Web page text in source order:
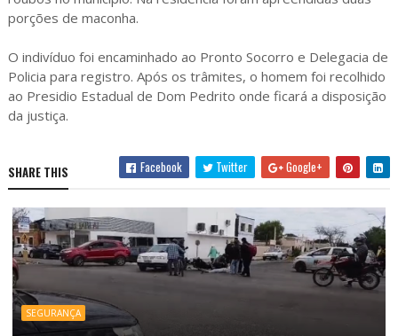
porções de maconha.
O indivíduo foi encaminhado ao Pronto Socorro e Delegacia de
Policia para registro. Após os trâmites, o homem foi recolhido
ao Presidio Estadual de Dom Pedrito onde ficará a disposição
da justiça.
SHARE THIS Facebook Twitter Google+
SEGURANÇA